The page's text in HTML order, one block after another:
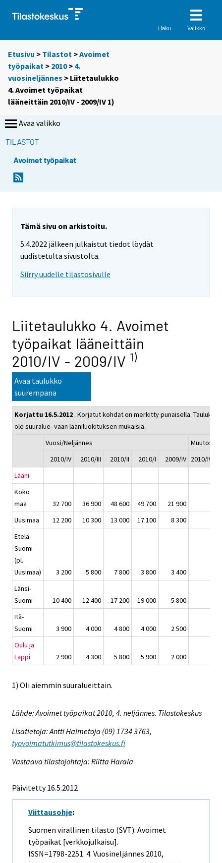
Haku Valikko
Etusivu > Tilastot >Avoimet
työpaikat > 2010> 4.
vuosineljännes > Liitetaulukko
4. Avoimet työpaikat
lääneittäin 2010/IV - 2009/IV 1)
Avaa valikko
TILASTOT
Avoimet työpaikat
Tämä sivu on arkistoitu.
5.4.2022 jälkeen julkaistut tiedot löydät
uudistetulta sivustolta.
Siirry uudelle tilastosivulle
Liitetaulukko 4. Avoimet
työpaikat lääneittäin
2010/IV - 2009/IV 1)
Avaa taulukko
suurempana
Korjattu 16.5.2012 . Korjatut kohdat on merkitty punaisella.
ole suuralue- vaan lääniluokituksen mukaisia.
Vuosi/Neljännes
Muutos
2010/IV
2010/III 2010/II 2010/I 2009/IV 2010/IV -
Lääni
Koko
maa
32 700 36 900 48 600 49 700 21 900
Uusimaa
12 200 10 300 13 000 17 100
8 300
Etelä-
Suomi
(pl.
Uusimaa)
3 200 5 800 7 800 3 800
3 400
Länsi-
Suomi
10 400 12 400 17 200 19 000
5 800
Itä-
Suomi
3 900 4 000 4 800 4 000
2 500
Oulu ja
Lappi
2 900 4 300 5 800 5 900 2 000
1) Oli aiemmin suuralueittain.
Lähde: Avoimet työpaikat 2010, 4. neljännes. Tilastokeskus
Lisätietoja: Antti Halmetoja (09) 1734 3763,
tyovoimatutkimus@tilastokeskus.fi
Vastaava tilastojohtaja: Riitta Harala
Päivitetty 16.5.2012
Viittausohje:
Suomen virallinen tilasto (SVT): Avoimet
työpaikat [verkkojulkaisu].
ISSN=1798-2251. 4. Vuosineljännes 2010,